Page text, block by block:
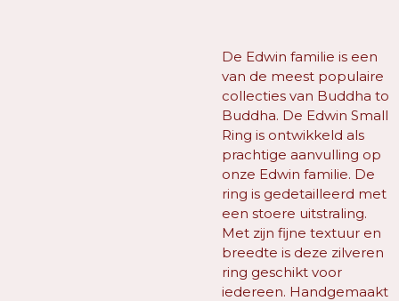
De Edwin familie is een
van de meest populaire
collecties van Buddha to
Buddha. De Edwin Small
Ring is ontwikkeld als
prachtige aanvulling op
onze Edwin familie. De
ring is gedetailleerd met
een stoere uitstraling.
Met zijn fijne textuur en
breedte is deze zilveren
ring geschikt voor
iedereen. Handgemaakt